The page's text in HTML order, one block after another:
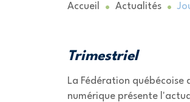
Accueil Actualités
Trimestriel
La Fédération
numérique présente